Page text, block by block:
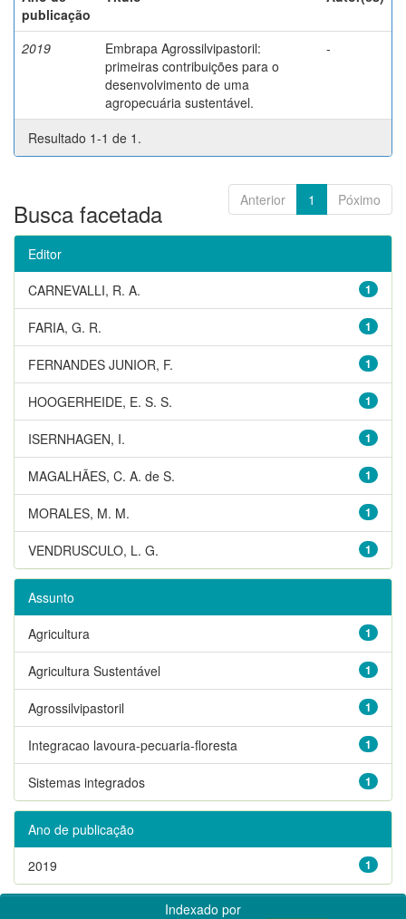
publicação
2019
Embrapa Agrossilvipastoril:
primeiras contribuições para o
desenvolvimento de uma
agropecuária sustentável.
-
Resultado 1-1 de 1.
Anterior 1 Póximo
Busca facetada
Editor
1
CARNEVALLI, R. A.
1
FARIA, G. R.
1
FERNANDES JUNIOR, F.
1
HOOGERHEIDE, E. S. S.
1
ISERNHAGEN, I.
1
MAGALHÃES, C. A. de S.
1
MORALES, M. M.
1
VENDRUSCULO, L. G.
Assunto
1
Agricultura
1
Agricultura Sustentável
1
Agrossilvipastoril
1
Integracao lavoura-pecuaria-floresta
1
Sistemas integrados
Ano de publicação
1
2019
Indexado por